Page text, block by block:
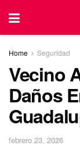
Home Seguridad
Vecino
Daños
febrero 23, 2026